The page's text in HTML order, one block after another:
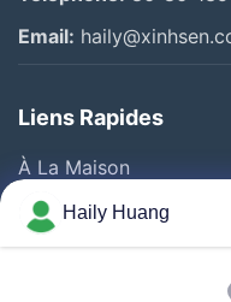
Email:
Liens Rapides
À La Maison
Produits
Vidéos
Haily Huang